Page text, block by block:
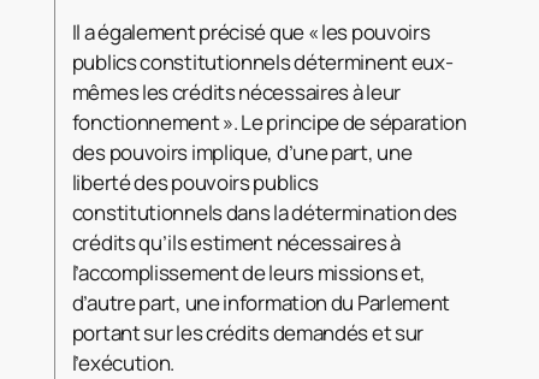
Il a également précisé que « les pouvoirs
publics constitutionnels déterminent eux-
mêmes les crédits nécessaires à leur
fonctionnement ». Le principe de séparation
des pouvoirs implique, d’une part, une
liberté des pouvoirs publics
constitutionnels dans la détermination des
crédits qu’ils estiment nécessaires à
l’accomplissement de leurs missions et,
d’autre part, une information du Parlement
portant sur les crédits demandés et sur
l’exécution.